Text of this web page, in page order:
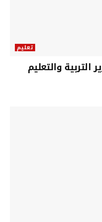
تعليم
والتعليم